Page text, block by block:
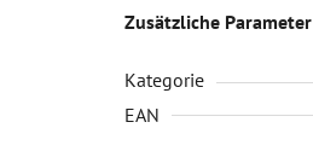
Zusätzliche Parameter
Kategorie
EAN